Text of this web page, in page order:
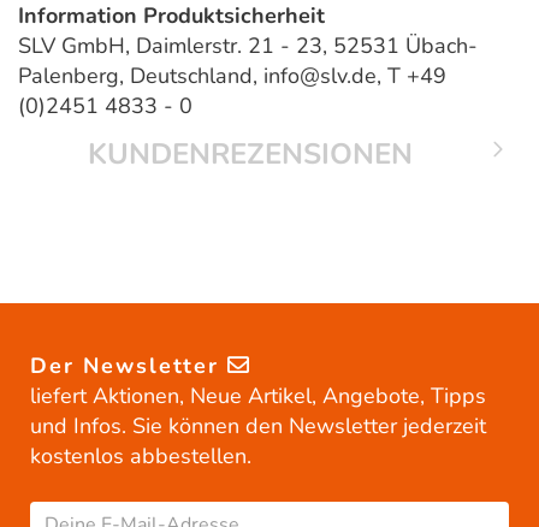
Information Produktsicherheit
SLV GmbH, Daimlerstr. 21 - 23, 52531 Übach-
Palenberg, Deutschland, info@slv.de, T +49
(0)2451 4833 - 0
KUNDENREZENSIONEN
Der Newsletter
liefert Aktionen, Neue Artikel, Angebote, Tipps
und Infos. Sie können den Newsletter jederzeit
kostenlos abbestellen.